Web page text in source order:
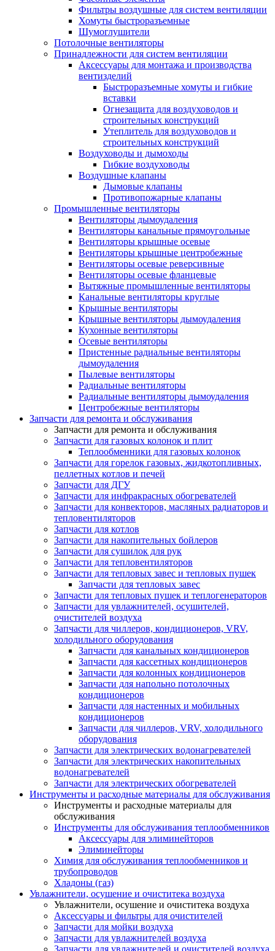
Фильтры воздушные для систем вентиляции
Хомуты быстроразъемные
Шумоглушители
Потолочные вентиляторы
Принадлежности для систем вентиляции
Аксессуары для монтажа и производства
вентизделий
Быстроразъемные хомуты и гибкие
вставки
Огнезащита для воздуховодов и
строительных конструкций
Утеплитель для воздуховодов и
строительных конструкций
Воздуховоды и дымоходы
Гибкие воздуховоды
Воздушные клапаны
Дымовые клапаны
Противопожарные клапаны
Промышленные вентиляторы
Вентиляторы дымоудаления
Вентиляторы канальные прямоугольные
Вентиляторы крышные осевые
Вентиляторы крышные центробежные
Вентиляторы осевые реверсивные
Вентиляторы осевые фланцевые
Вытяжные промышленные вентиляторы
Канальные вентиляторы круглые
Крышные вентиляторы
Крышные вентиляторы дымоудаления
Кухонные вентиляторы
Осевые вентиляторы
Пристенные радиальные вентиляторы
дымоудаления
Пылевые вентиляторы
Радиальные вентиляторы
Радиальные вентиляторы дымоудаления
Центробежные вентиляторы
Запчасти для ремонта и обслуживания
Запчасти для ремонта и обслуживания
Запчасти для газовых колонок и плит
Теплообменники для газовых колонок
Запчасти для горелок газовых, жидкотопливных,
пеллетных котлов и печей
Запчасти для ДГУ
Запчасти для инфракрасных обогревателей
Запчасти для конвекторов, масляных радиаторов и
тепловентиляторов
Запчасти для котлов
Запчасти для накопительных бойлеров
Запчасти для сушилок для рук
Запчасти для тепловентиляторов
Запчасти для тепловых завес и тепловых пушек
Запчасти для тепловых завес
Запчасти для тепловых пушек и теплогенераторов
Запчасти для увлажнителей, осушителей,
очистителей воздуха
Запчасти для чиллеров, кондиционеров, VRV,
холодильного оборудования
Запчасти для канальных кондиционеров
Запчасти для кассетных кондиционеров
Запчасти для колонных кондиционеров
Запчасти для напольно потолочных
кондиционеров
Запчасти для настенных и мобильных
кондиционеров
Запчасти для чиллеров, VRV, холодильного
оборудования
Запчасти для электрических водонагревателей
Запчасти для электрических накопительных
водонагревателей
Запчасти для электрических обогревателей
Инструменты и расходные материалы для обслуживания
Инструменты и расходные материалы для
обслуживания
Инструменты для обслуживания теплообменников
Аксессуары для элиминейторов
Элиминейторы
Химия для обслуживания теплообменников и
трубопроводов
Хладоны (газ)
Увлажнители, осушение и очиститека воздуха
Увлажнители, осушение и очиститека воздуха
Аксессуары и фильтры для очистителей
Запчасти для мойки воздуха
Запчасти для увлажнителей воздуха
Запчасти для увлажнителей и очистителей воздуха